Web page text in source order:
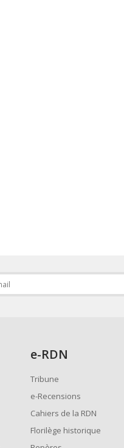
e-RDN
Tribune
e-Recensions
Cahiers de la RDN
Florilège historique